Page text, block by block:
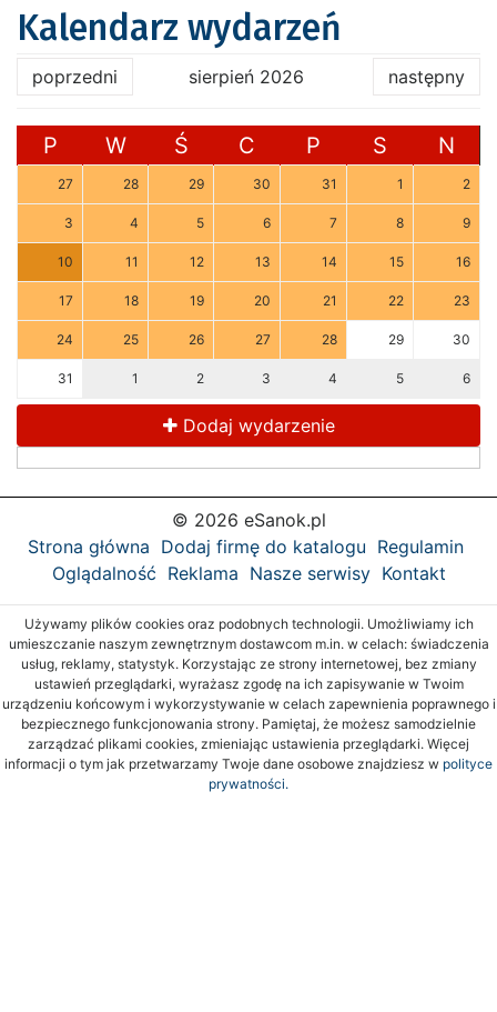
Kalendarz wydarzeń
poprzedni sierpień 2026 następny
P W Ś C P S N
27 28 29 30 31 1 2
3 4 5 6 7 8 9
10 11 12 13 14 15 16
17 18 19 20 21 22 23
24 25 26 27 28 29 30
31 1 2 3 4 5 6
Dodaj wydarzenie
© 2026 eSanok.pl
Strona główna Dodaj firmę do katalogu Regulamin
Oglądalność Reklama Nasze serwisy Kontakt
Używamy plików cookies oraz podobnych technologii. Umożliwiamy ich
umieszczanie naszym zewnętrznym dostawcom m.in. w celach: świadczenia
usług, reklamy, statystyk. Korzystając ze strony internetowej, bez zmiany
ustawień przeglądarki, wyrażasz zgodę na ich zapisywanie w Twoim
urządzeniu końcowym i wykorzystywanie w celach zapewnienia poprawnego i
bezpiecznego funkcjonowania strony. Pamiętaj, że możesz samodzielnie
zarządzać plikami cookies, zmieniając ustawienia przeglądarki. Więcej
informacji o tym jak przetwarzamy Twoje dane osobowe znajdziesz w polityce
prywatności.